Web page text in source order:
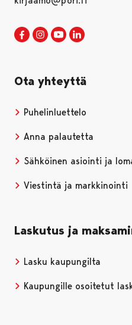
Porin kaupunki
Avautuu uudessa
Porin kaupunki
Avautuu uudessa
Porin kaupunki
Avautuu
Ota yhteyttä
Puhelinluettelo
Anna palautetta
Sähköinen asiointi ja
Viestintä ja markkinointi
Laskutus ja
Lasku kaupungilta
Kaupungille osoitetut